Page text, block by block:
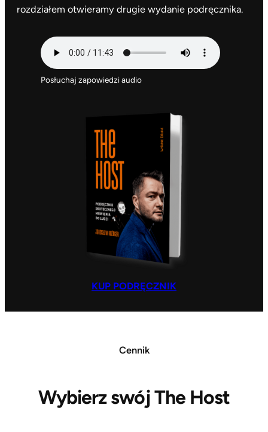
rozdziałem otwieramy drugie wydanie podręcznika.
Posłuchaj zapowiedzi audio
KUP PODRĘCZNIK
Cennik
Wybierz swój The Host